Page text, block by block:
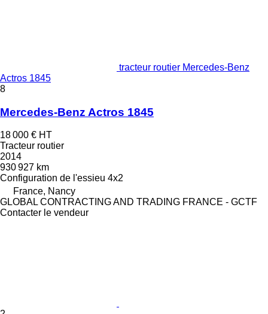
tracteur routier Mercedes-Benz
Actros 1845
8
Mercedes-Benz Actros 1845
18 000 € HT
Tracteur routier
2014
930 927 km
Configuration de l'essieu 4x2
France, Nancy
GLOBAL CONTRACTING AND TRADING FRANCE - GCTF
Contacter le vendeur